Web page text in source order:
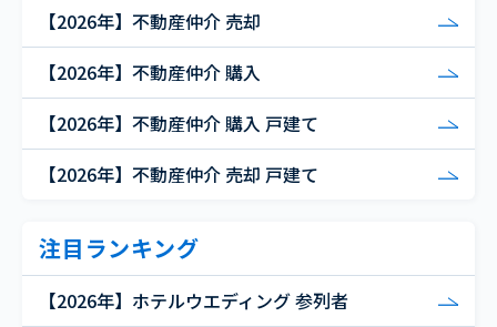
【2026年】不動産仲介 売却
【2026年】不動産仲介 購入
【2026年】不動産仲介 購入 戸建て
【2026年】不動産仲介 売却 戸建て
注目ランキング
【2026年】ホテルウエディング 参列者